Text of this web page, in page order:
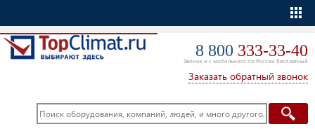
8 800 333-33-40
Звонок и с мобильного по России бесплатный
Заказать обратный звонок